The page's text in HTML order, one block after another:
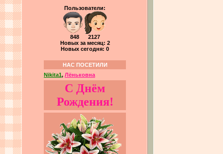
Пользователи:
848 2127
Новых за месяц: 2
Новых сегодня: 0
НАС ПОСЕТИЛИ
Nikita1, Лёньковна
С Днём
Рождения!